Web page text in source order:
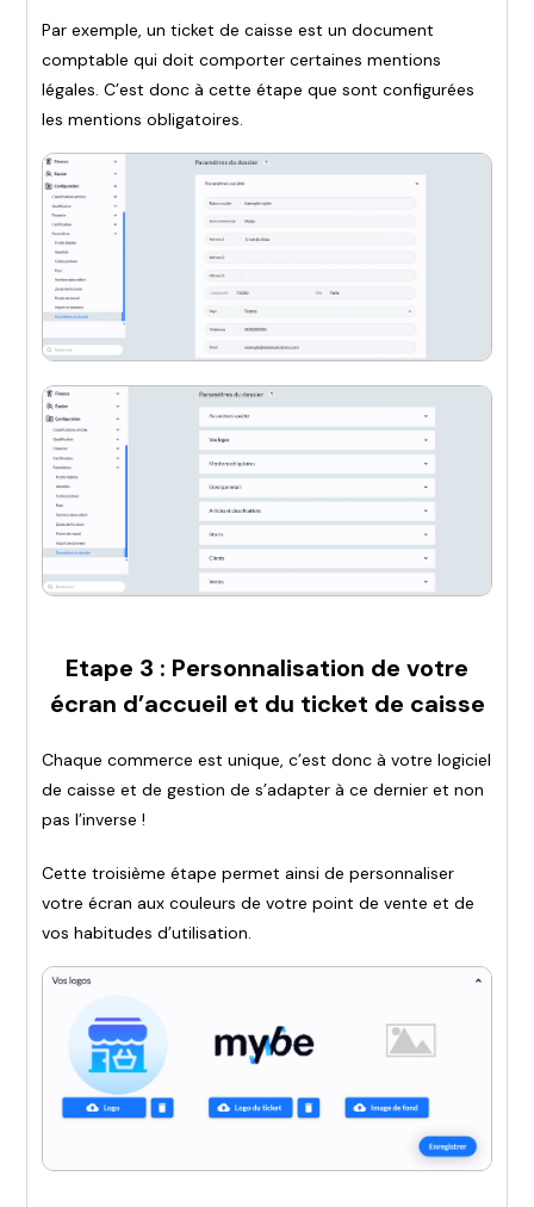
Par exemple, un ticket de caisse est un document
comptable qui doit comporter certaines mentions
légales. C’est donc à cette étape que sont configurées
les mentions obligatoires.
Etape 3 : Personnalisation de votre
écran d’accueil et du ticket de caisse
Chaque commerce est unique, c’est donc à votre logiciel
de caisse et de gestion de s’adapter à ce dernier et non
pas l’inverse !
Cette troisième étape permet ainsi de personnaliser
votre écran aux couleurs de votre point de vente et de
vos habitudes d’utilisation.